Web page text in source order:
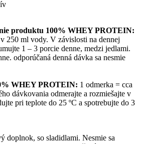
produktu 100% WHEY PROTEIN:
250 ml vody. V závislosti na dennej
1 – 3 porcie denne, medzi jedlami.
odporúčaná denná dávka sa nesmie
WHEY PROTEIN: 1 odmerka = cca
dávkovania odmerajte a rozmiešajte v
pri teplote do 25 ºC a spotrebujte do 3
doplnok, so sladidlami. Nesmie sa